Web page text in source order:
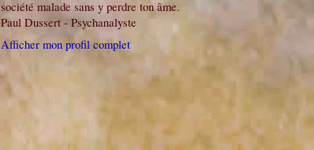
société malade sans y perdre ton âme.
Paul Dussert - Psychanalyste
Afficher mon profil complet